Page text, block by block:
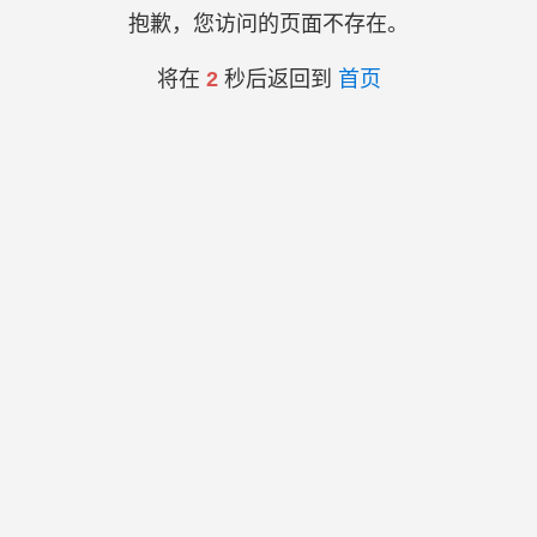
抱歉，您访问的页面不存在。
将在 2秒后返回到 首页